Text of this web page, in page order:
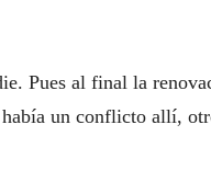
Pues al final la
un conflicto allí,